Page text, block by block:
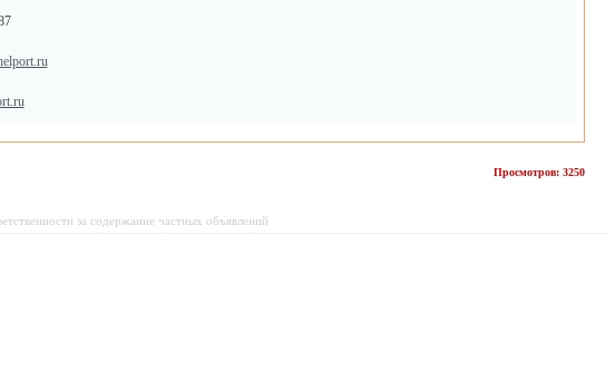
Просмотров: 3250
за содержание частных объявлений